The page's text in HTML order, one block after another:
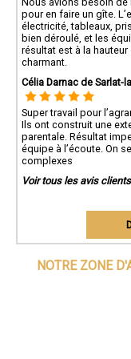
pour en faire un gîte.
électricité, tableaux,
bien déroulé, et les
résultat est à la
charmant.
Célia Darnac de Sarlat-
Super travail pour
Ils ont construit une
parentale. Résultat
équipe à l’écoute. On
complexes
Voir tous les avis clients
NOTRE ZONE